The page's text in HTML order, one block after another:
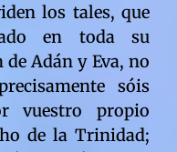
los tales, que
en toda su
Adán y Eva, no
sóis
vuestro propio
de la Trinidad;